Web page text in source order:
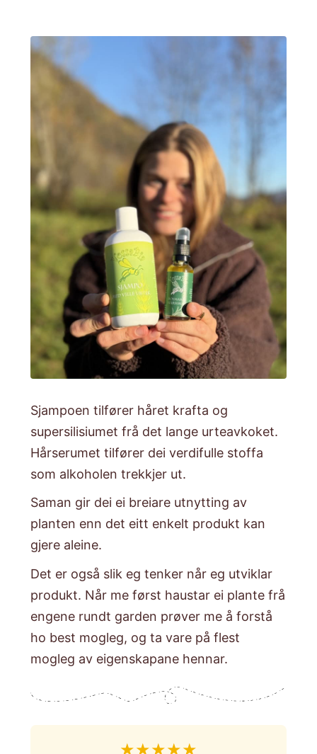
Sjampoen tilfører håret krafta og
supersilisiumet frå det lange urteavkoket.
Hårserumet tilfører dei verdifulle stoffa
som alkoholen trekkjer ut.
​Saman gir dei ei breiare utnytting av
planten enn det eitt enkelt produkt kan
gjere aleine.
​Det er også slik eg tenker når eg utviklar
produkt. Når me først haustar ei plante frå
engene rundt garden prøver me å forstå
ho best mogleg, og ta vare på flest
mogleg av eigenskapane hennar.
★★★★★